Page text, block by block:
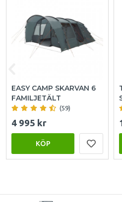
EASY CAMP SKARVAN 6
FAMILJETÄLT
(59)
4 995 kr
KÖP